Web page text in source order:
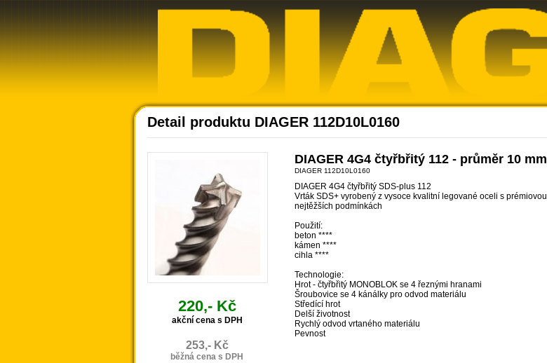
Akce Diager
Detail produktu DIAGER 112D10L0160
220,- Kč
akční cena s DPH
253,- Kč
běžná cena s DPH
DIAGER 4G4 čtyřbřitý 112 - průměr 10
DIAGER 112D10L0160
DIAGER 4G4 čtyřbřitý SDS-plus 112
Vrták SDS+ vyrobený z vysoce kvalitní legované oceli s
nejtěžších podmínkách
Použití:
beton ****
kámen ****
cihla ****
Technologie:
Hrot - čtyřbřitý MONOBLOK se 4 řeznými hranami
Šroubovice se 4 kánálky pro odvod materiálu
Středící hrot
Delší životnost
Rychlý odvod vrtaného materiálu
Pevnost